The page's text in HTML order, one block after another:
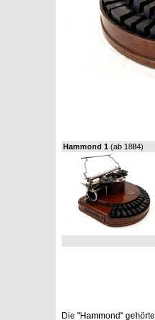
Hammond 1 (ab 1884)
Die "Hammond"